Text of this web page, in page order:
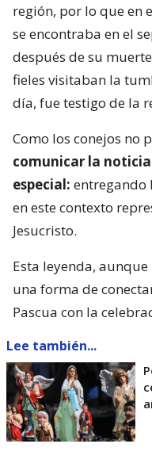
región, por lo que en
se encontraba en el
después de su
fieles visitaban la
día, fue testigo de la
Como los conejos no
comunicar la
especial: entregando
en este contexto
Jesucristo.
Esta leyenda, aunque
una forma de
Pascua con la
Lee también...